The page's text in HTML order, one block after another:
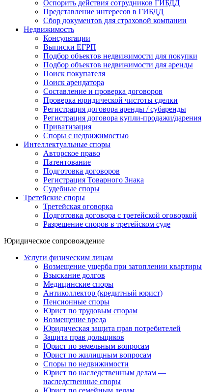
Оспорить действия сотрудников ГИБДД
Представление интересов в ГИБДД
Сбор документов для страховой компании
Недвижимость
Консультации
Выписки ЕГРП
Подбор объектов недвижимости для покупки
Подбор объектов недвижимости для аренды
Поиск покупателя
Поиск арендатора
Составление и проверка договоров
Проверка юридической чистоты сделки
Регистрация договора аренды / субаренды
Регистрация договора купли-продажи/дарения
Приватизация
Cпоры с недвижимостью
Интеллектуальные споры
Авторское право
Патентование
Подготовка договоров
Регистрация Товарного Знака
Судебные споры
Третейские споры
Третейская оговорка
Подготовка договора с третейской оговоркой
Разрешение споров в третейском суде
Юридическое сопровождение
Услуги физическим лицам
Возмещение ущерба при затоплении квартиры
Взыскание долгов
Медицинские споры
Антиколлектор (кредитный юрист)
Пенсионные споры
Юрист по трудовым спорам
Возмещение вреда
Юридическая защита прав потребителей
Защита прав дольщиков
Юрист по земельным вопросам
Юрист по жилищным вопросам
Споры по недвижимости
Юрист по наследственным делам —
наследственные споры
Юрист по семейным делам